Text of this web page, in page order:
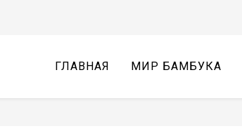
ГЛАВНАЯ МИР БАМБУКА